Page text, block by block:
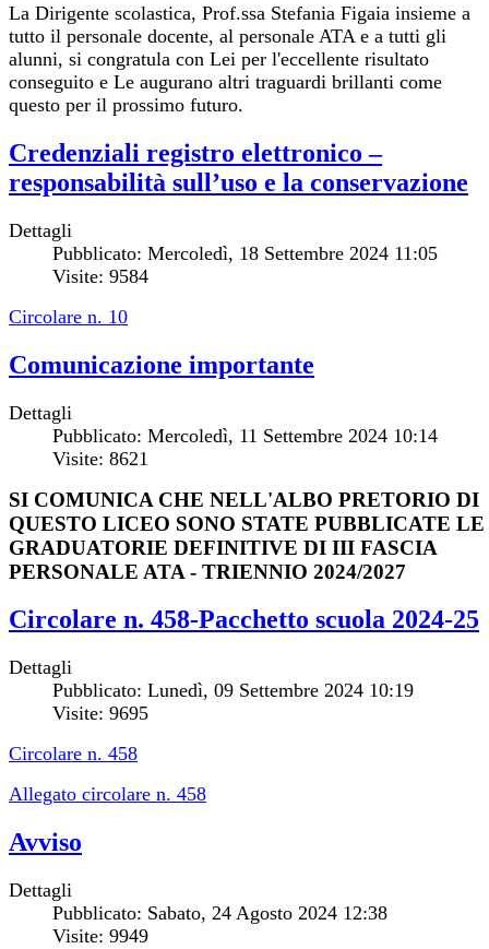
La Dirigente scolastica, Prof.ssa Stefania Figaia insieme a
tutto il personale docente, al personale ATA e a tutti gli
alunni, si congratula con Lei per l'eccellente risultato
conseguito e Le augurano altri traguardi brillanti come
questo per il prossimo futuro.
Credenziali registro elettronico –
responsabilità sull’uso e la conservazione
Dettagli
Pubblicato: Mercoledì, 18 Settembre 2024 11:05
Visite: 9584
Circolare n. 10
Comunicazione importante
Dettagli
Pubblicato: Mercoledì, 11 Settembre 2024 10:14
Visite: 8621
SI COMUNICA CHE NELL'ALBO PRETORIO DI
QUESTO LICEO SONO STATE PUBBLICATE LE
GRADUATORIE DEFINITIVE DI III FASCIA
PERSONALE ATA - TRIENNIO 2024/2027
Circolare n. 458-Pacchetto scuola 2024-25
Dettagli
Pubblicato: Lunedì, 09 Settembre 2024 10:19
Visite: 9695
Circolare n. 458
Allegato circolare n. 458
Avviso
Dettagli
Pubblicato: Sabato, 24 Agosto 2024 12:38
Visite: 9949